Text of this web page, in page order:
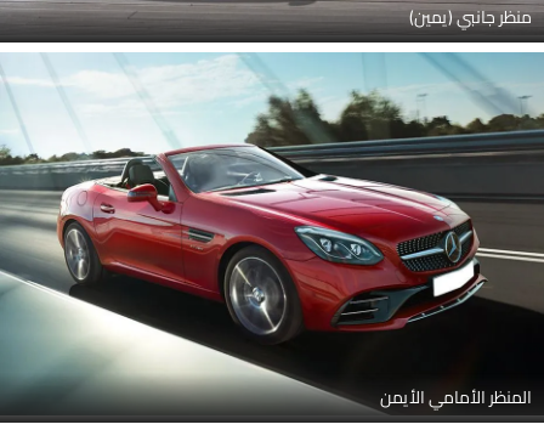
منظر جانبي (يمين)
المنظر الأمامي الأيمن